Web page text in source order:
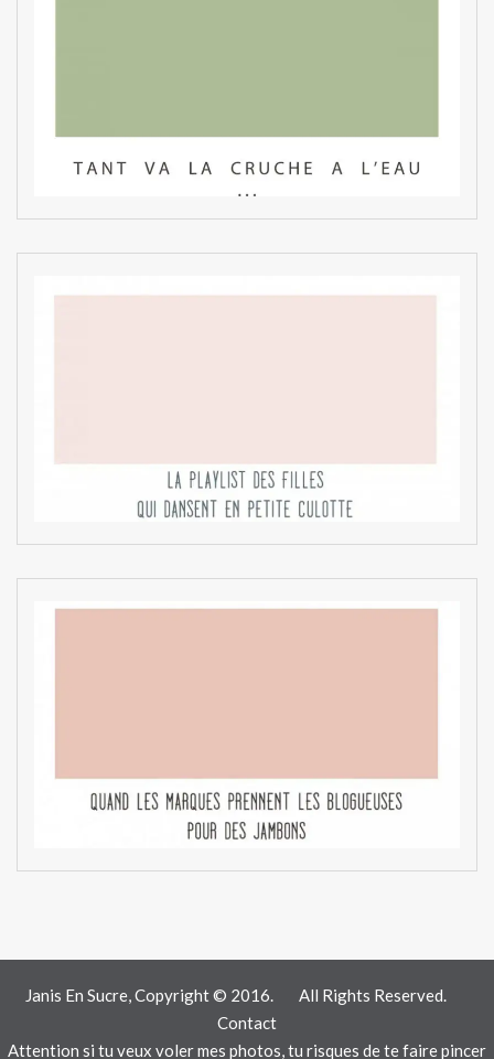
Janis En Sucre, Copyright © 2016.
All Rights Reserved.
Contact
Attention si tu veux voler mes photos, tu risques de te faire pincer